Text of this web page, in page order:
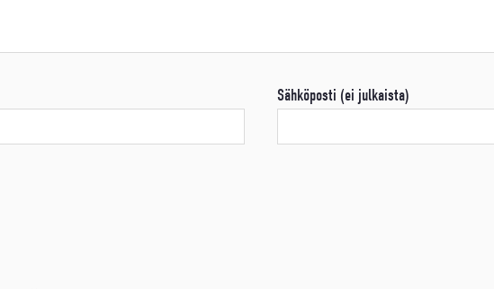
Sähköposti (ei julkaista)